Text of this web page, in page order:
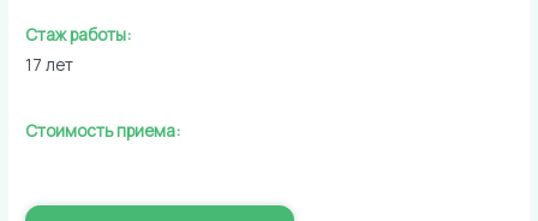
Стаж работы:
17 лет
Стоимость приема: